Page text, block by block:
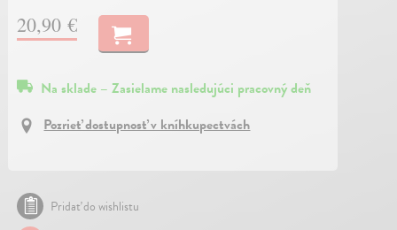
20,90 €
Na sklade – Zasielame nasledujúci pracovný deň
Pozrieť dostupnosť v kníhkupectvách
Pridať do wishlistu